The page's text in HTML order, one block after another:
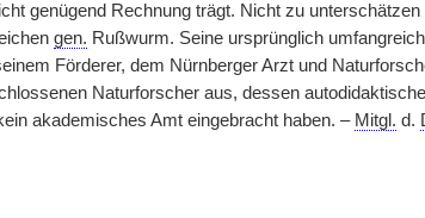
genügend Rechnung trägt. Nicht zu
gen. Rußwurm. Seine ursprünglich
Förderer, dem Nürnberger Arzt und
Naturforscher aus, dessen
akademisches Amt eingebracht haben. – Mitgl. d.